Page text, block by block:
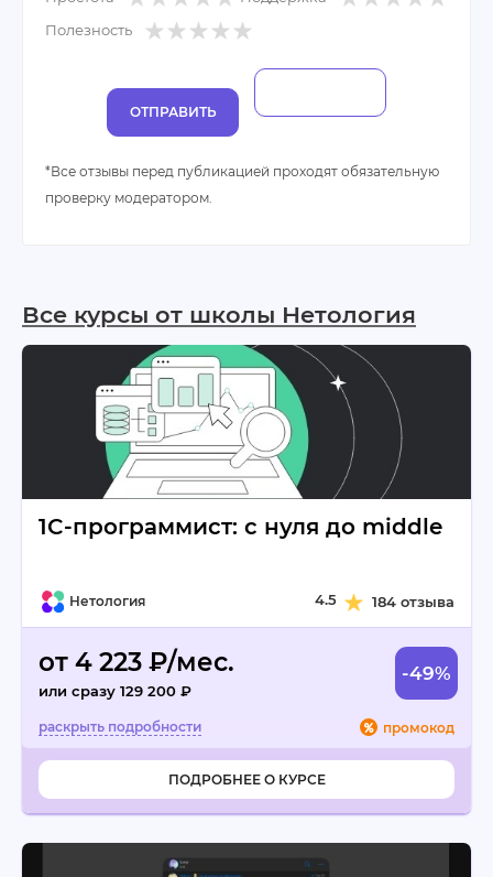
Полезность
ОТПРАВИТЬ
*Все отзывы перед публикацией проходят обязательную
проверку модератором.
Все курсы от школы Нетология
1C-программист: с нуля до middle
Нетология 4.5 184 отзыва
от 4 223 ₽/мес.
или сразу 129 200 ₽
-49%
промокод
ПОДРОБНЕЕ О КУРСЕ